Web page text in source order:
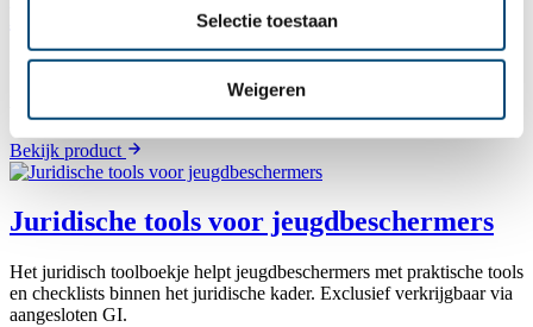
Selectie toestaan
Weigeren
Basistool strafrechtketen
Een kaartenset met pictogrammen, speciaal ontworpen om het
gesprek met LVB-cliënten in de strafrechtketen te
Bekijk product
Juridische tools voor jeugdbeschermers
Het juridisch toolboekje helpt jeugdbeschermers met praktische tools
en checklists binnen het juridische kader. Exclusief verkrijgbaar via
aangesloten GI.